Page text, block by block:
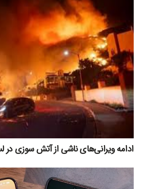
ادامه ویرانی‌های ناشی از آتش سوزی